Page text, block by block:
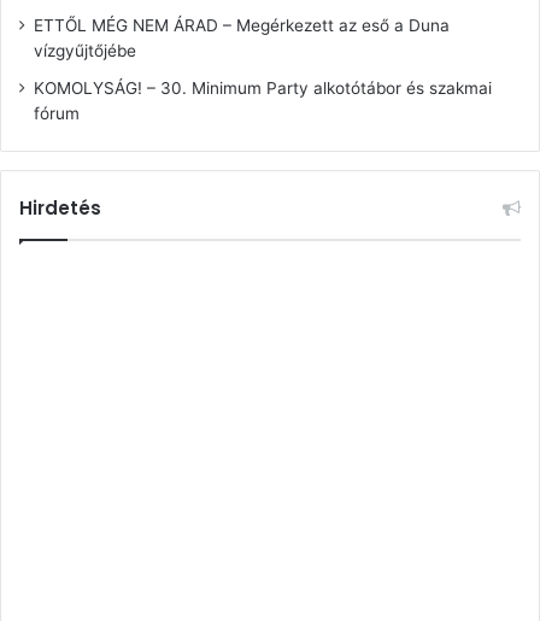
ETTŐL MÉG NEM ÁRAD – Megérkezett az eső a Duna
vízgyűjtőjébe
KOMOLYSÁG! – 30. Minimum Party alkotótábor és szakmai
fórum
Hirdetés